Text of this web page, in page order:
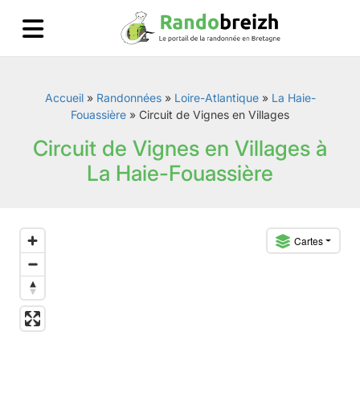
Accueil» Randonnées» Loire-Atlantique» La Haie-
Fouassière » Circuit de Vignes en Villages
Circuit de Vignes en Villages à
La Haie-Fouassière
Cartes